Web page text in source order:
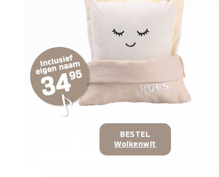
BESTEL
Wolkenwit